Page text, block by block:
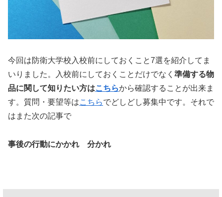
今回は防衛大学校入校前にしておくこと7選を紹介してま
いりました。入校前にしておくことだけでなく 準備する物
品に関して知りたい方はこちらから確認することが出来ま
す。質問・要望等はこちらでどしどし募集中です。それで
はまた次の記事で
事後の行動にかかれ 分かれ